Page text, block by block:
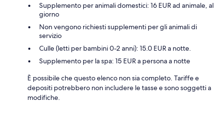
Supplemento per animali domestici: 16 EUR ad animale, al
giorno
Non vengono richiesti supplementi per gli animali di
servizio
Culle (letti per bambini 0-2 anni): 15.0 EUR a notte.
Supplemento per la spa: 15 EUR a persona a notte
È possibile che questo elenco non sia completo. Tariffe e
depositi potrebbero non includere le tasse e sono soggetti a
modifiche.